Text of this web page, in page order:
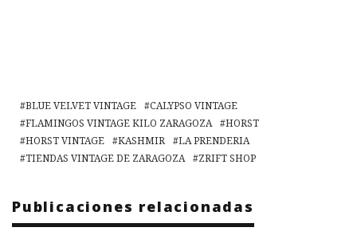
BLUE VELVET VINTAGE
CALYPSO VINTAGE
FLAMINGOS VINTAGE KILO ZARAGOZA
HORST
HORST VINTAGE
KASHMIR
LA PRENDERIA
TIENDAS VINTAGE DE ZARAGOZA
ZRIFT SHOP
Publicaciones relacionadas